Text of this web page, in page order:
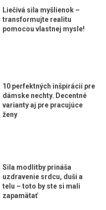
Liečivá sila myšlienok –
transformujte realitu
pomocou vlastnej mysle!
10 perfektných inšpirácií pre
dámske nechty. Decentné
varianty aj pre pracujúce
ženy
Sila modlitby prináša
uzdravenie srdcu, duši a
telu – toto by ste si mali
zapamätať